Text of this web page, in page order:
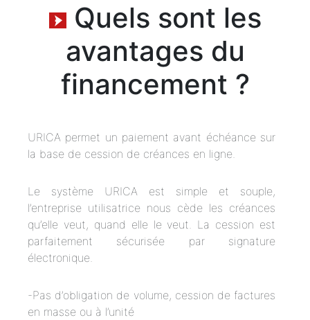
Quels sont les
avantages du
financement ?
URICA permet un paiement avant échéance sur
la base de cession de créances en ligne.
Le système URICA est simple et souple,
l’entreprise utilisatrice nous cède les créances
qu’elle veut, quand elle le veut. La cession est
parfaitement sécurisée par signature
électronique.
-Pas d’obligation de volume, cession de factures
en masse ou à l’unité